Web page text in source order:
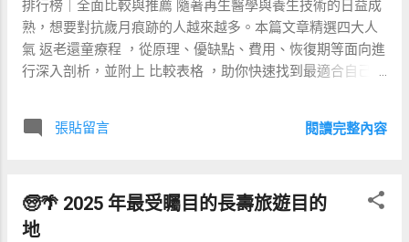
通經絡，平衡荷爾蒙分泌，持續數小時後身心輕盈舒暢。 🌿
森林浴：烏布雨林的自然能量場 漫步在烏布周邊綠意盎然的
小徑，吸收負離子，增強副交感神經活動。細聞檀香木與雨
林花香，帶來心靈寧靜。 🎨 文化工坊：手作祭典香包與編織
創作動手減壓，並將文化符號融入生活記憶。 🚴‍♀️ 單車踏
青：探索鄉村田園與稻田風光 騎行於稻田間小路，配合微風
課程 參加專業導師帶領的深度冥想及呼吸法訓練，從內而外
調整神經系統，改善失眠與焦慮，重獲心理韌性。 ♻️ 永續實
排行榜｜全面比較與推薦 隨著再生醫學與養生技術的日益成
熟，想要對抗歲月痕跡的人越來越多。本篇文章精選四大人
氣 返老還童療程 ，從原理、優缺點、費用、恢復期等面向進
行深入剖析，並附上 比較表格 ，助你快速找到最適合自己的
表 ❓ 常見問題 🧪 NAD+ 靜脈注射療程 NAD+（菸醯胺腺嘌呤
功能、減少自由基生成，並改善疲勞感與認知能力。 優點：
見效快、改善精神疲勞、促進細胞修復；缺點：可能出現短
張貼留言 閱讀完整內容
🧓🌴 2025 年最受矚目的長壽旅遊目的
地